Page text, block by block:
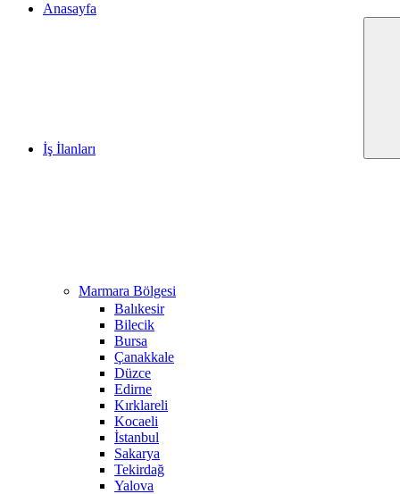
Anasayfa
İş İlanları
Marmara Bölgesi
Balıkesir
Bilecik
Bursa
Çanakkale
Düzce
Edirne
Kırklareli
Kocaeli
İstanbul
Sakarya
Tekirdağ
Yalova